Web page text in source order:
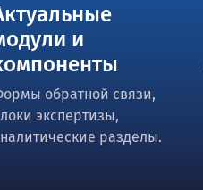
и
обратной связи,
экспертизы,
разделы.